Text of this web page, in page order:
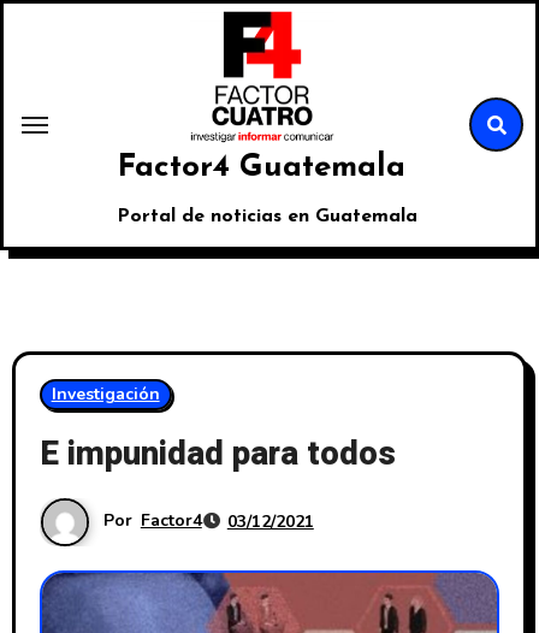
Factor4 Guatemala
Portal de noticias en Guatemala
Investigación
E impunidad para todos
Por Factor4 03/12/2021